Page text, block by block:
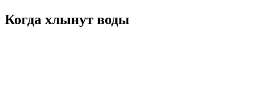
Когда хлынут воды